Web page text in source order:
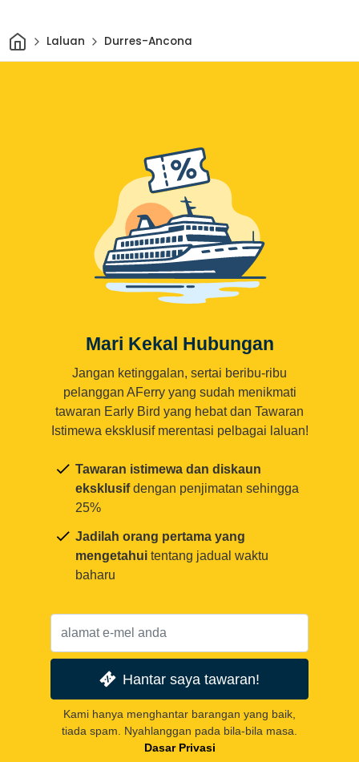
Rumah
Laluan Durres-Ancona
Mari Kekal Hubungan
Jangan ketinggalan, sertai beribu-ribu
pelanggan AFerry yang sudah menikmati
tawaran Early Bird yang hebat dan Tawaran
Istimewa eksklusif merentasi pelbagai laluan!
Tawaran istimewa dan diskaun
eksklusifdengan penjimatan sehingga
25%
Jadilah orang pertama yang
mengetahui tentang jadual waktu
baharu
Hantar saya tawaran!
Kami hanya menghantar barangan yang baik,
tiada spam. Nyahlanggan pada bila-bila masa.
Dasar Privasi